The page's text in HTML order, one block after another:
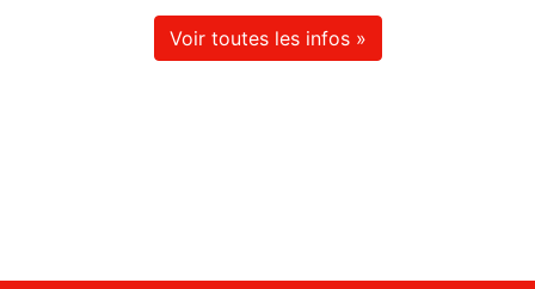
Voir toutes les infos »